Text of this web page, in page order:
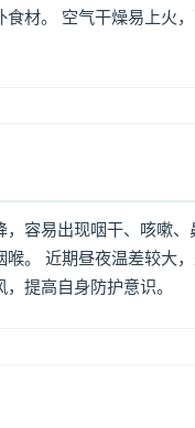
材。 空气干燥易上火
容易出现咽干、咳嗽
。 近期昼夜温差较大
提高自身防护意识。